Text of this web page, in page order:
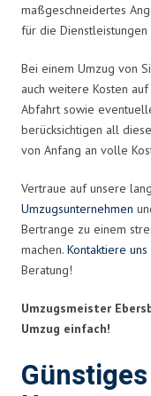
maßgeschneidertes
für die Dienstleistungen
Bei einem Umzug von
auch weitere Kosten
Abfahrt sowie
berücksichtigen all
von Anfang an volle
Vertraue auf unsere
Umzugsunternehmen
Bertrange zu einem
machen. Kontaktiere uns
Beratung!
Umzugsmeister
Umzug einfach!
Günstiges